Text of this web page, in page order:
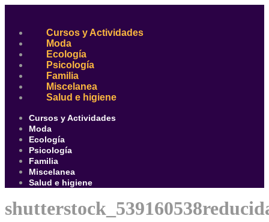
contenido
Cursos y Actividades
Moda
Ecología
Psicología
Familia
Miscelanea
Salud e higiene
Cursos y Actividades
Moda
Ecología
Psicología
Familia
Miscelanea
Salud e higiene